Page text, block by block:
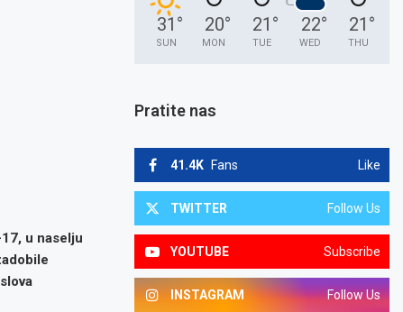
u naselju
31 °
SUN
20°
MON
21 °
TUE
22°
WED
21 °
THU
Pratite nas
41.4K Fans Like
TWITTER Follow Us
YOUTUBE Subscribe
INSTAGRAM Follow Us